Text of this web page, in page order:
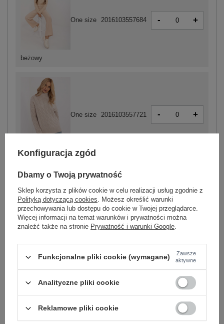
beżowy
One size 2016103557684 - +
jasny beżowy
One size 2016103557721 - +
One size 2016103557806 - +
ZALOGUJ SIĘ I ZOBACZ CENĘ
Konfiguracja zgód
Dbamy o Twoją prywatność
Sklep korzysta z plików cookie w celu realizacji usług zgodnie z
Polityką dotyczącą cookies. Możesz określić warunki
przechowywania lub dostępu do cookie w Twojej przeglądarce.
Więcej informacji na temat warunków i prywatności można
znaleźć także na stronie Prywatność i warunki Google.
Funkcjonalne pliki cookie (wymagane)
Zawsze
aktywne
Analityczne pliki cookie
Reklamowe pliki cookie